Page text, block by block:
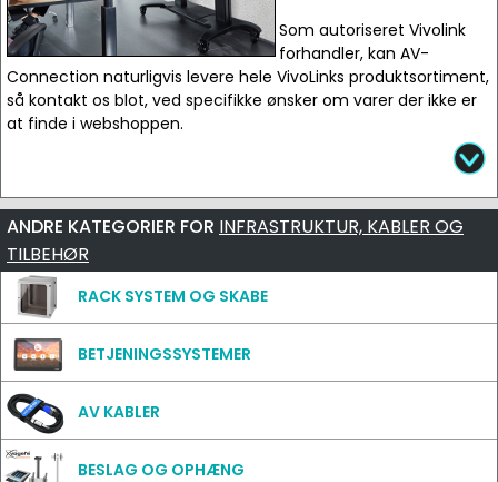
Som autoriseret Vivolink
forhandler, kan AV-
Connection naturligvis levere hele VivoLinks produktsortiment,
så kontakt os blot, ved specifikke ønsker om varer der ikke er
at finde i webshoppen.
ANDRE KATEGORIER FOR INFRASTRUKTUR, KABLER OG
TILBEHØR
RACK SYSTEM OG SKABE
BETJENINGSSYSTEMER
AV KABLER
BESLAG OG OPHÆNG